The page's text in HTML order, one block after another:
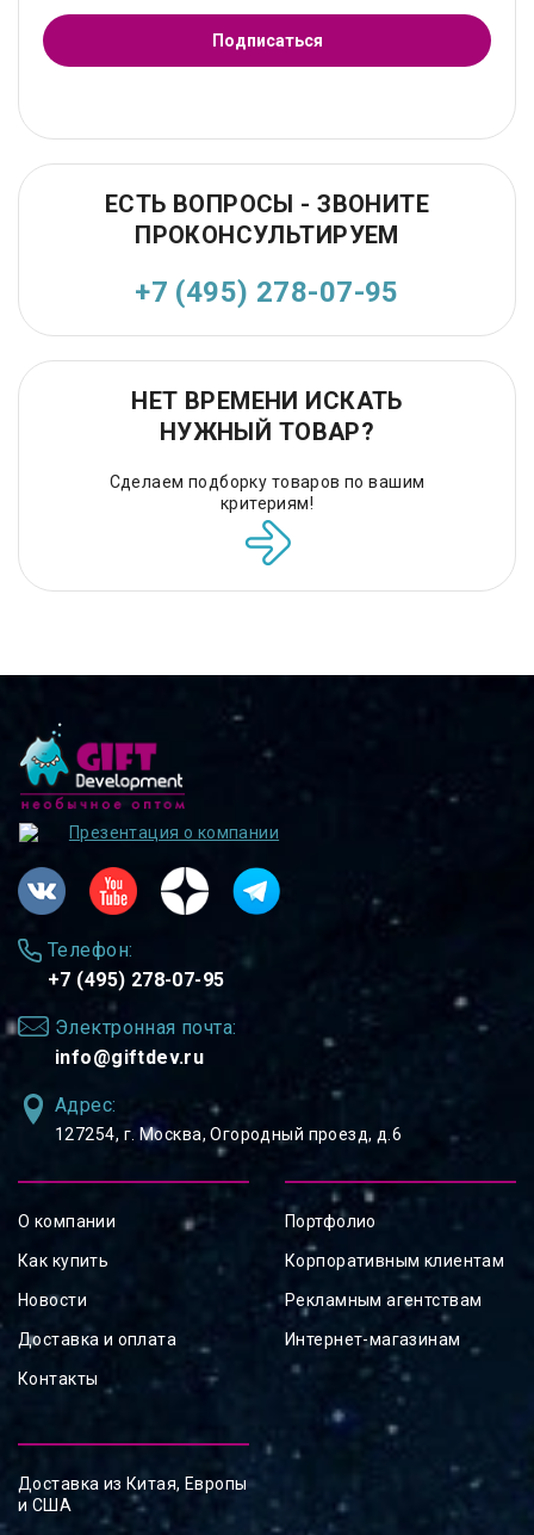
Подписаться
ЕСТЬ ВОПРОСЫ - ЗВОНИТЕ
ПРОКОНСУЛЬТИРУЕМ
+7 (495) 278-07-95
НЕТ ВРЕМЕНИ ИСКАТЬ
НУЖНЫЙ ТОВАР?
Сделаем подборку товаров по вашим
критериям!
Презентация о компании
Телефон:
+7 (495) 278-07-95
Электронная почта:
info@giftdev.ru
Адрес:
127254, ⁠г. Москва, Огородный проезд, д.6
О компании
Как купить
Новости
Доставка и оплата
Контакты
Портфолио
Корпоративным клиентам
Рекламным агентствам
Интернет-магазинам
Доставка из Китая, Европы
и США